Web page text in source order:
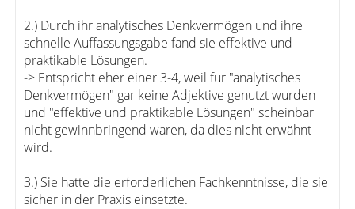
2.) Durch ihr analytisches Denkvermögen und ihre
schnelle Auffassungsgabe fand sie effektive und
praktikable Lösungen.
-> Entspricht eher einer 3-4, weil für "analytisches
Denkvermögen" gar keine Adjektive genutzt wurden
und "effektive und praktikable Lösungen" scheinbar
nicht gewinnbringend waren, da dies nicht erwähnt
wird.
3.) Sie hatte die erforderlichen Fachkenntnisse, die sie
sicher in der Praxis einsetzte.